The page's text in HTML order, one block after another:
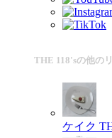
THE 118'sの他の
ケイク